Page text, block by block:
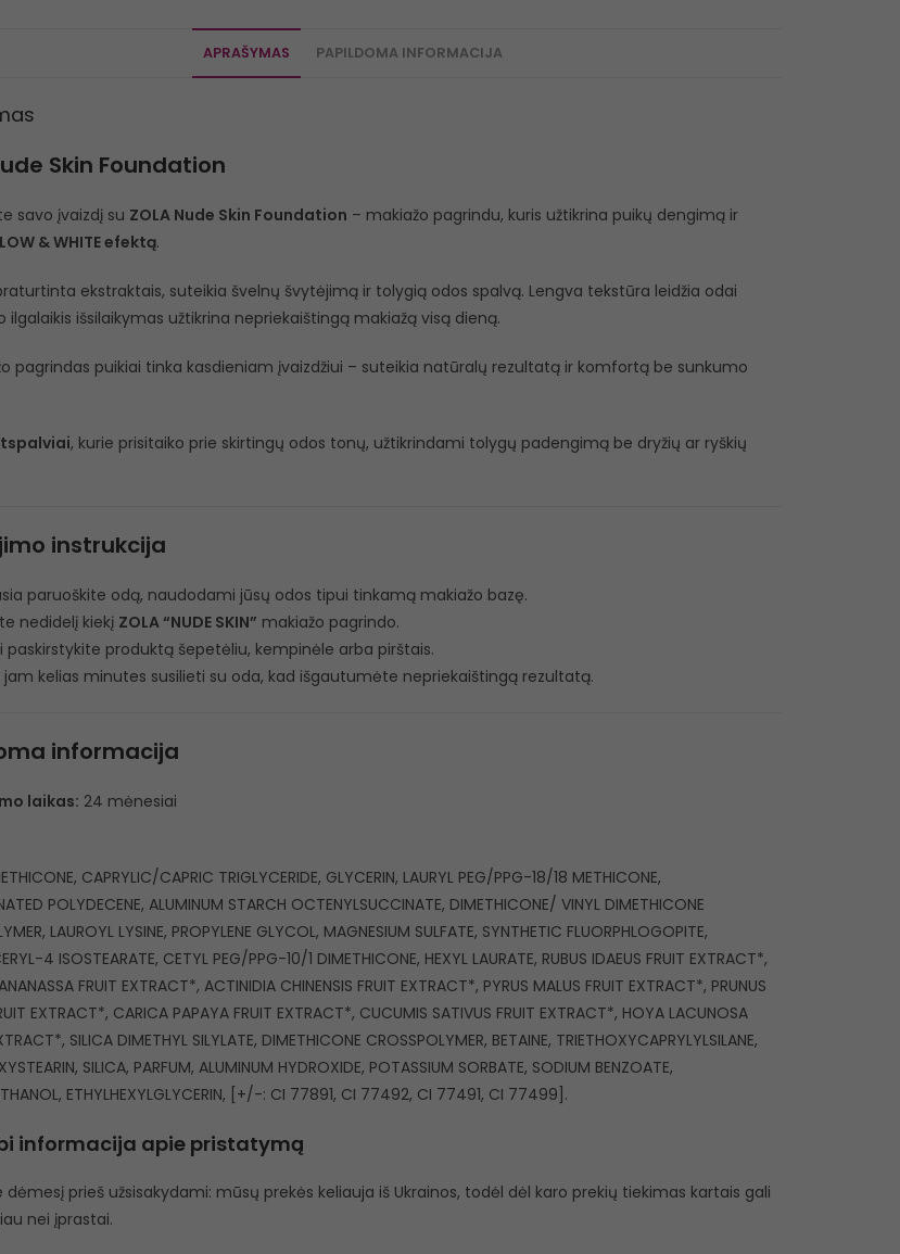
APRAŠYMAS PAPILDOMA INFORMACIJA
Skin Foundation
savo įvaizdį su ZOLA Nude Skin Foundation – makiažo pagrindu, kuris užtikrina puikų dengimą ir
& WHITE efektą.
ekstraktais, suteikia švelnų švytėjimą ir tolygią odos spalvą. Lengva tekstūra leidžia odai
ilgalaikis išsilaikymas užtikrina nepriekaištingą makiažą visą dieną.
pagrindas puikiai tinka kasdieniam įvaizdžiui – suteikia natūralų rezultatą ir komfortą be sunkumo
, kurie prisitaiko prie skirtingų odos tonų, užtikrindami tolygų padengimą be dryžių ar ryškių
instrukcija
paruoškite odą, naudodami jūsų odos tipui tinkamą makiažo bazę.
nedidelį kiekį ZOLA “NUDE SKIN” makiažo pagrindo.
paskirstykite produktą šepetėliu, kempinėle arba pirštais.
jam kelias minutes susilieti su oda, kad išgautumėte nepriekaištingą rezultatą.
informacija
laikas: 24 mėnesiai
CAPRYLIC/CAPRIC TRIGLYCERIDE, GLYCERIN, LAURYL PEG/PPG-18/18 METHICONE,
POLYDECENE, ALUMINUM STARCH OCTENYLSUCCINATE, DIMETHICONE/ VINYL DIMETHICONE
LAUROYL LYSINE, PROPYLENE GLYCOL, MAGNESIUM SULFATE, SYNTHETIC FLUORPHLOGOPITE,
4 ISOSTEARATE, CETYL PEG/PPG-10/1 DIMETHICONE, HEXYL LAURATE, RUBUS IDAEUS FRUIT EXTRACT*,
FRUIT EXTRACT*, ACTINIDIA CHINENSIS FRUIT EXTRACT*, PYRUS MALUS FRUIT EXTRACT*, PRUNUS
EXTRACT*, CARICA PAPAYA FRUIT EXTRACT*, CUCUMIS SATIVUS FRUIT EXTRACT*, HOYA LACUNOSA
SILICA DIMETHYL SILYLATE, DIMETHICONE CROSSPOLYMER, BETAINE, TRIETHOXYCAPRYLYLSILANE,
SILICA, PARFUM, ALUMINUM HYDROXIDE, POTASSIUM SORBATE, SODIUM BENZOATE,
ETHYLHEXYLGLYCERIN, [+/-: CI 77891, CI 77492, CI 77491, CI 77499].
informacija apie pristatymą
dėmesį prieš užsisakydami: mūsų prekės keliauja iš Ukrainos, todėl dėl karo prekių tiekimas kartais gali
nei įprastai.